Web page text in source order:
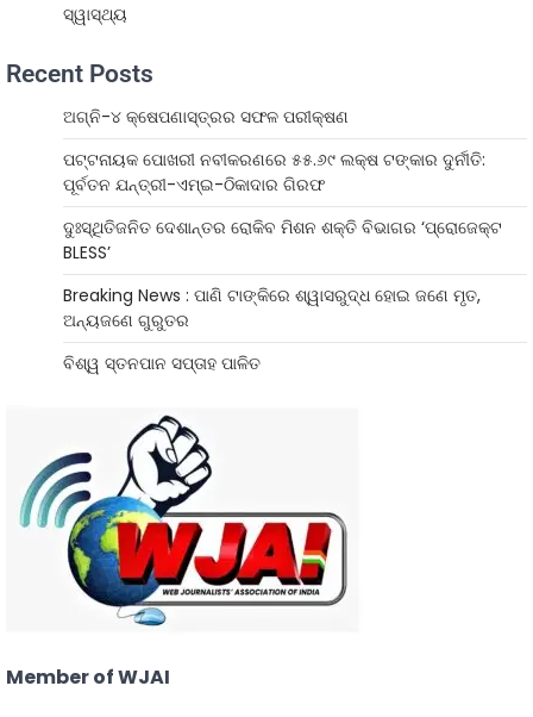
ସ୍ୱାସ୍ଥ୍ୟ
Recent Posts
ଅଗ୍ନି-୪ କ୍ଷେପଣାସ୍ତ୍ରର ସଫଳ ପରୀକ୍ଷଣ
ପଟ୍ଟନାୟକ ପୋଖରୀ ନବୀକରଣରେ ୫୫.୬୯ ଲକ୍ଷ ଟଙ୍କାର ଦୁର୍ନୀତି:
ପୂର୍ବତନ ଯନ୍ତ୍ରୀ-ଏମ୍‌ଇ-ଠିକାଦାର ଗିରଫ
ଦୁଃସ୍ଥିତିଜନିତ ଦେଶାନ୍ତର ରୋକିବ ମିଶନ ଶକ୍ତି ବିଭାଗର ‘ପ୍ରୋଜେକ୍ଟ
BLESS’
Breaking News : ପାଣି ଟାଙ୍କିରେ ଶ୍ୱାସରୁଦ୍ଧ ହୋଇ ଜଣେ ମୃତ,
ଅନ୍ୟଜଣେ ଗୁରୁତର
ବିଶ୍ୱ ସ୍ତନପାନ ସପ୍ତାହ ପାଳିତ
Member of WJAI